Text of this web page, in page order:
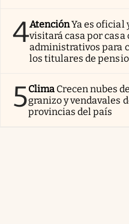
4AtenciónYa es oficial
visitará casa por casa
administrativos para
los titulares de
5Clima Crecen nubes
granizo y vendavales
provincias del país